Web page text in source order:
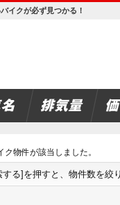
イクが必ず見つかる！
ク物件が該当しました。
る]を押すと、物件数を絞